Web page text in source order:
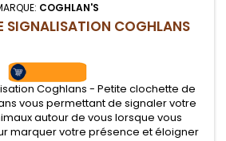
COGHLAN'S
SIGNALISATION COGHLANS
Coghlans - Petite clochette de
vous permettant de signaler votre
autour de vous lorsque vous
marquer votre présence et éloigner